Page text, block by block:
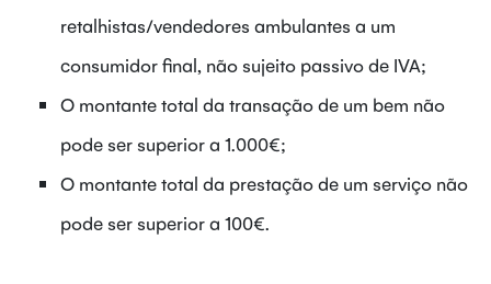
retalhistas/vendedores ambulantes a um
consumidor final, não sujeito passivo de IVA;
O montante total da transação de um bem não
pode ser superior a 1.000€;
O montante total da prestação de um serviço não
pode ser superior a 100€.